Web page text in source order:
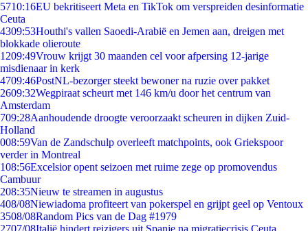
5710:16EU bekritiseert Meta en TikTok om verspreiden desinformatie
Ceuta
4309:53Houthi's vallen Saoedi-Arabië en Jemen aan, dreigen met
blokkade olieroute
1209:49Vrouw krijgt 30 maanden cel voor afpersing 12-jarige
misdienaar in kerk
4709:46PostNL-bezorger steekt bewoner na ruzie over pakket
2609:32Wegpiraat scheurt met 146 km/u door het centrum van
Amsterdam
709:28Aanhoudende droogte veroorzaakt scheuren in dijken Zuid-
Holland
008:59Van de Zandschulp overleeft matchpoints, ook Griekspoor
verder in Montreal
108:56Excelsior opent seizoen met ruime zege op promovendus
Cambuur
208:35Nieuw te streamen in augustus
408/08Niewiadoma profiteert van pokerspel en grijpt geel op Ventoux
3508/08Random Pics van de Dag #1979
2707/08Italië hindert reizigers uit Spanje na migratiecrisis Ceuta